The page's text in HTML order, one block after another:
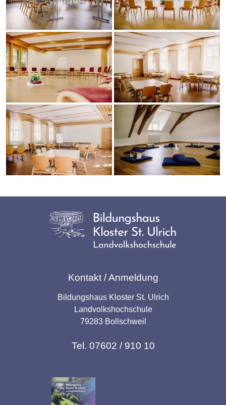
Kontakt / Anmeldung
Bildungshaus Kloster St. Ulrich
Landvolkshochschule
79283 Bollschweil
Tel. 07602 / 910 10